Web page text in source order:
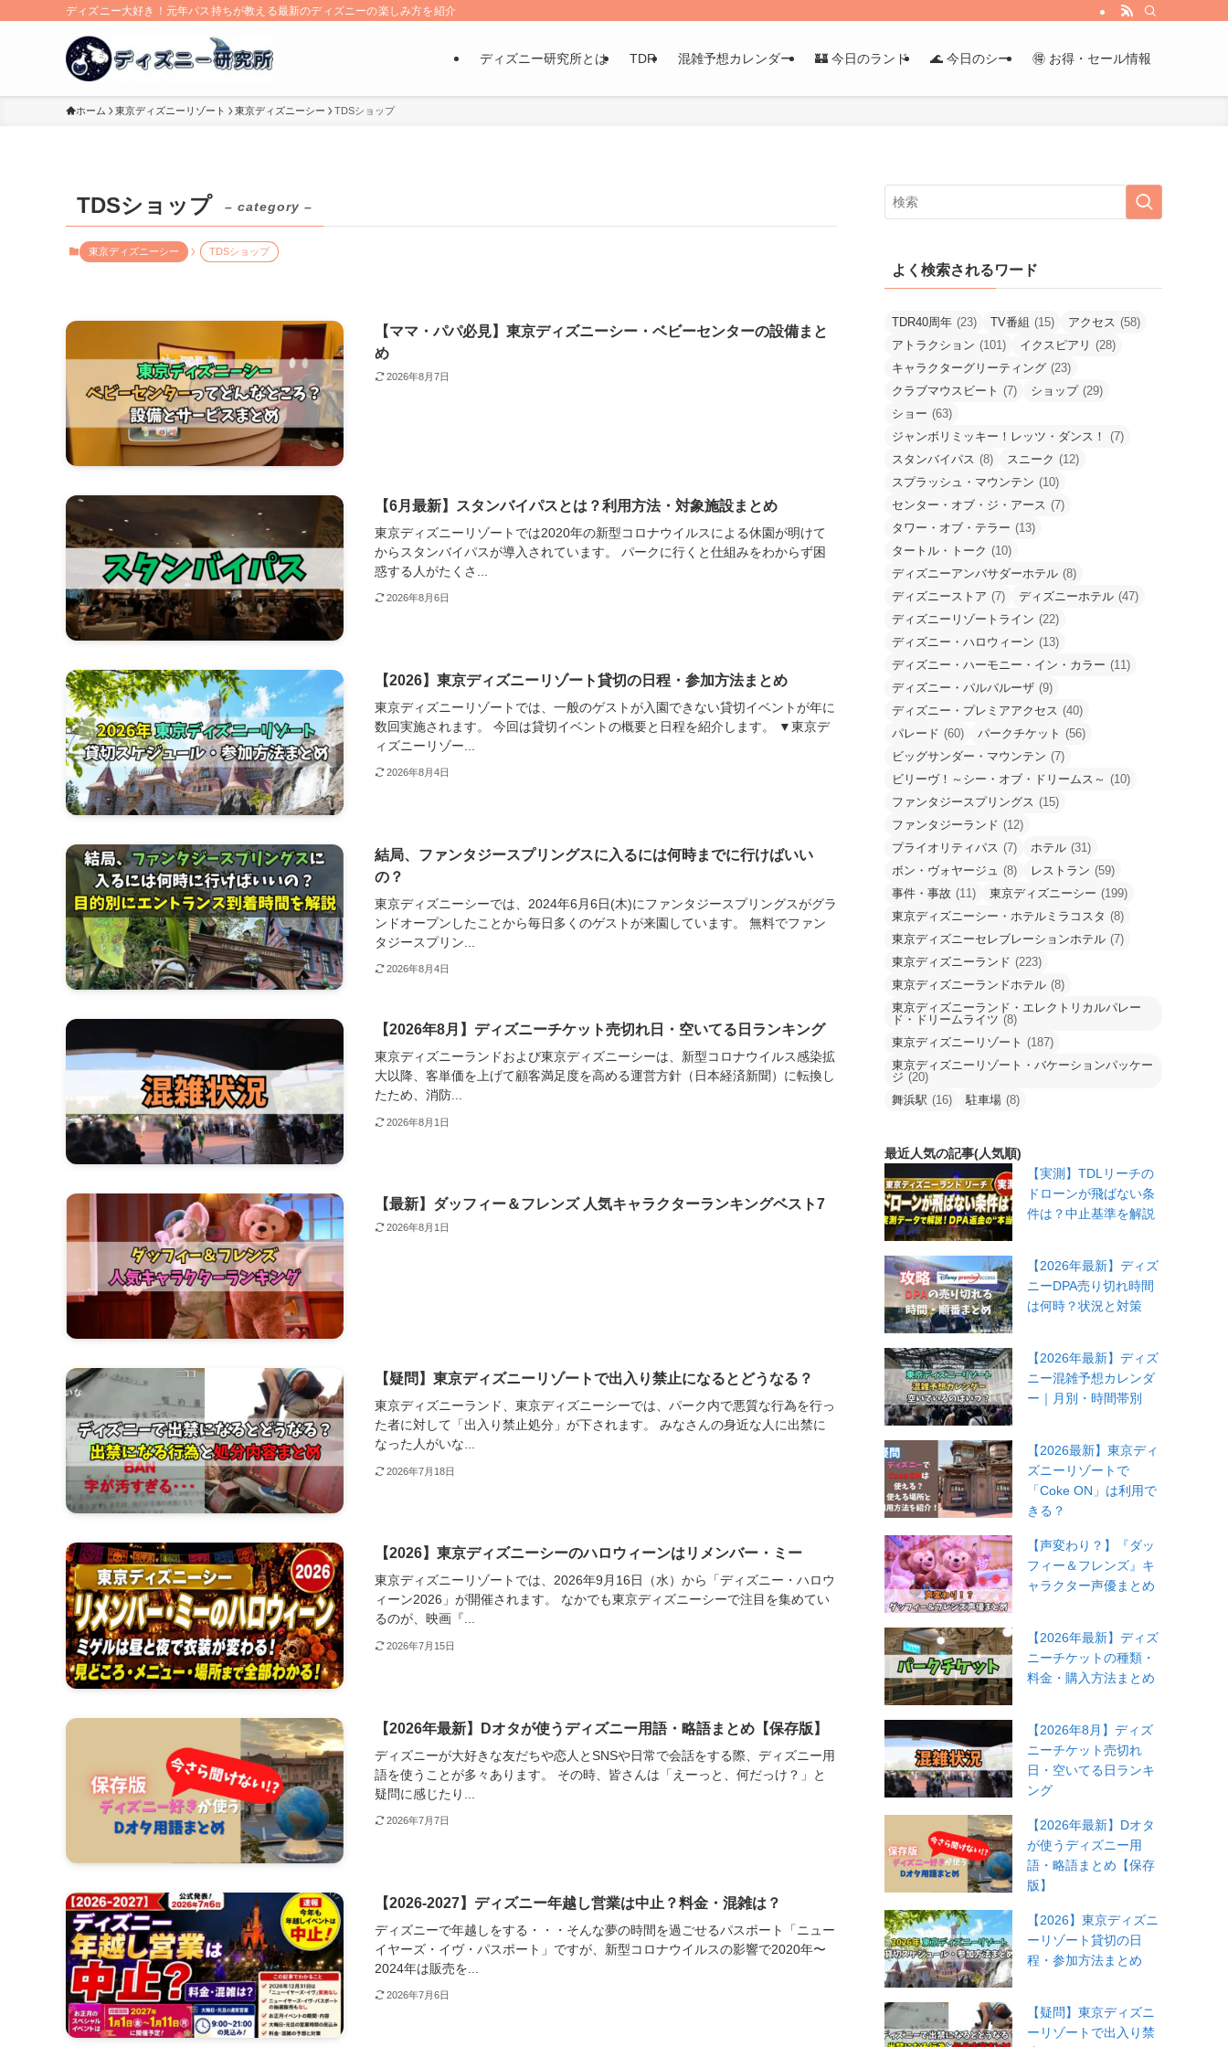
ディズニー大好き！元年パス持ちが教える最新のディズニーの楽しみ方を紹介
ディズニー研究所とは TDR 混雑予想カレンダー 🏰 今日のランド 🌊 今日のシー 🉐 お得・セール情報
ホーム 東京ディズニーリゾート 東京ディズニーシー TDSショップ
TDSショップ – category –
東京ディズニーシー TDSショップ
【ママ・パパ必見】東京ディズニーシー・ベビーセンターの設備まと
め
2026年8月7日
【6月最新】スタンバイパスとは？利用方法・対象施設まとめ
東京ディズニーリゾートでは2020年の新型コロナウイルスによる休園が明けて
からスタンバイパスが導入されています。 パークに行くと仕組みをわからず困
惑する人がたくさ...
2026年8月6日
【2026】東京ディズニーリゾート貸切の日程・参加方法まとめ
東京ディズニーリゾートでは、一般のゲストが入園できない貸切イベントが年に
数回実施されます。 今回は貸切イベントの概要と日程を紹介します。 ▼東京デ
ィズニーリゾー...
2026年8月4日
結局、ファンタジースプリングスに入るには何時までに行けばいい
の？
東京ディズニーシーでは、2024年6月6日(木)にファンタジースプリングスがグラ
ンドオープンしたことから毎日多くのゲストが来園しています。 無料でファン
タジースプリン...
2026年8月4日
【2026年8月】ディズニーチケット売切れ日・空いてる日ランキング
東京ディズニーランドおよび東京ディズニーシーは、新型コロナウイルス感染拡
大以降、客単価を上げて顧客満足度を高める運営方針（日本経済新聞）に転換し
たため、消防...
2026年8月1日
【最新】ダッフィー＆フレンズ 人気キャラクターランキングベスト7
2026年8月1日
【疑問】東京ディズニーリゾートで出入り禁止になるとどうなる？
東京ディズニーランド、東京ディズニーシーでは、パーク内で悪質な行為を行っ
た者に対して「出入り禁止処分」が下されます。 みなさんの身近な人に出禁に
なった人がいな...
2026年7月18日
【2026】東京ディズニーシーのハロウィーンはリメンバー・ミー
東京ディズニーリゾートでは、2026年9月16日（水）から「ディズニー・ハロウ
ィーン2026」が開催されます。 なかでも東京ディズニーシーで注目を集めてい
るのが、映画『...
2026年7月15日
【2026年最新】Dオタが使うディズニー用語・略語まとめ【保存版】
ディズニーが大好きな友だちや恋人とSNSや日常で会話をする際、ディズニー用
語を使うことが多々あります。 その時、皆さんは「えーっと、何だっけ？」と
疑問に感じたり...
2026年7月7日
【2026-2027】ディズニー年越し営業は中止？料金・混雑は？
ディズニーで年越しをする・・・そんな夢の時間を過ごせるパスポート「ニュー
イヤーズ・イヴ・パスポート」ですが、新型コロナウイルスの影響で2020年〜
2024年は販売を...
2026年7月6日
よく検索されるワード
TDR40周年 (23) TV番組 (15) アクセス (58)
アトラクション (101) イクスピアリ (28)
キャラクターグリーティング (23)
クラブマウスビート (7) ショップ (29)
ショー (63)
ジャンボリミッキー！レッツ・ダンス！
(7)
スタンバイパス (8) スニーク (12)
スプラッシュ・マウンテン (10)
センター・オブ・ジ・アース (7)
タワー・オブ・テラー (13)
タートル・トーク (10)
ディズニーアンバサダーホテル (8)
ディズニーストア (7) ディズニーホテル (47)
ディズニーリゾートライン (22)
ディズニー・ハロウィーン (13)
ディズニー・ハーモニー・イン・カラー (11)
ディズニー・パルパルーザ (9)
ディズニー・プレミアアクセス (40)
パレード (60) パークチケット (56)
ビッグサンダー・マウンテン (7)
ビリーヴ！～シー・オブ・ドリームス～ (10)
ファンタジースプリングス (15)
ファンタジーランド (12)
プライオリティパス (7) ホテル (31)
ボン・ヴォヤージュ (8) レストラン (59)
事件・事故 (11) 東京ディズニーシー (199)
東京ディズニーシー・ホテルミラコスタ (8)
東京ディズニーセレブレーションホテル (7)
東京ディズニーランド (223)
東京ディズニーランドホテル (8)
東京ディズニーランド・エレクトリカルパレー
ド・ドリームライツ (8)
東京ディズニーリゾート (187)
東京ディズニーリゾート・バケーションパッケー
ジ (20)
舞浜駅 (16) 駐車場 (8)
最近人気の記事(人気順)
【実測】TDLリーチの
ドローンが飛ばない条
件は？中止基準を解説
【2026年最新】ディズ
ニーDPA売り切れ時間
は何時？状況と対策
【2026年最新】ディズ
ニー混雑予想カレンダ
ー｜月別・時間帯別
【2026最新】東京ディ
ズニーリゾートで
「Coke ON」は利用で
きる？
【声変わり？】『ダッ
フィー＆フレンズ』キ
ャラクター声優まとめ
【2026年最新】ディズ
ニーチケットの種類・
料金・購入方法まとめ
【2026年8月】ディズ
ニーチケット売切れ
日・空いてる日ランキ
ング
【2026年最新】Dオタ
が使うディズニー用
語・略語まとめ【保存
版】
【2026】東京ディズニ
ーリゾート貸切の日
程・参加方法まとめ
【疑問】東京ディズニ
ーリゾートで出入り禁